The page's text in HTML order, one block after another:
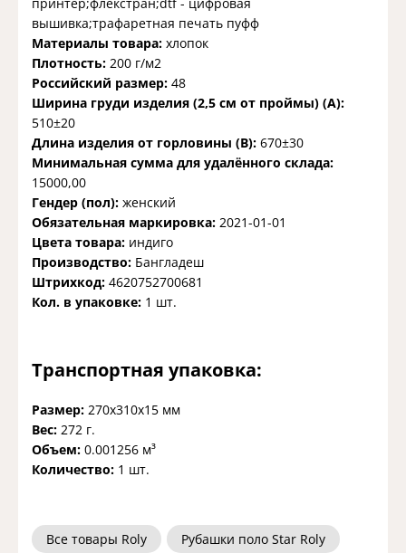
вышивка;трафаретная печать пуфф
Материалы товара: хлопок
Плотность: 200 г/м2
Российский размер: 48
Ширина груди изделия (2,5 см от проймы) (A):
510±20
Длина изделия от горловины (B): 670±30
Минимальная сумма для удалённого склада:
15000,00
Гендер (пол): женский
Обязательная маркировка: 2021-01-01
Цвета товара: индиго
Производство: Бангладеш
Штрихкод: 4620752700681
Кол. в упаковке: 1 шт.
Транспортная упаковка:
Размер: 270x310x15 мм
Вес: 272 г.
Объем: 0.001256 м³
Количество: 1 шт.
Все товары Roly
Рубашки поло Star Roly